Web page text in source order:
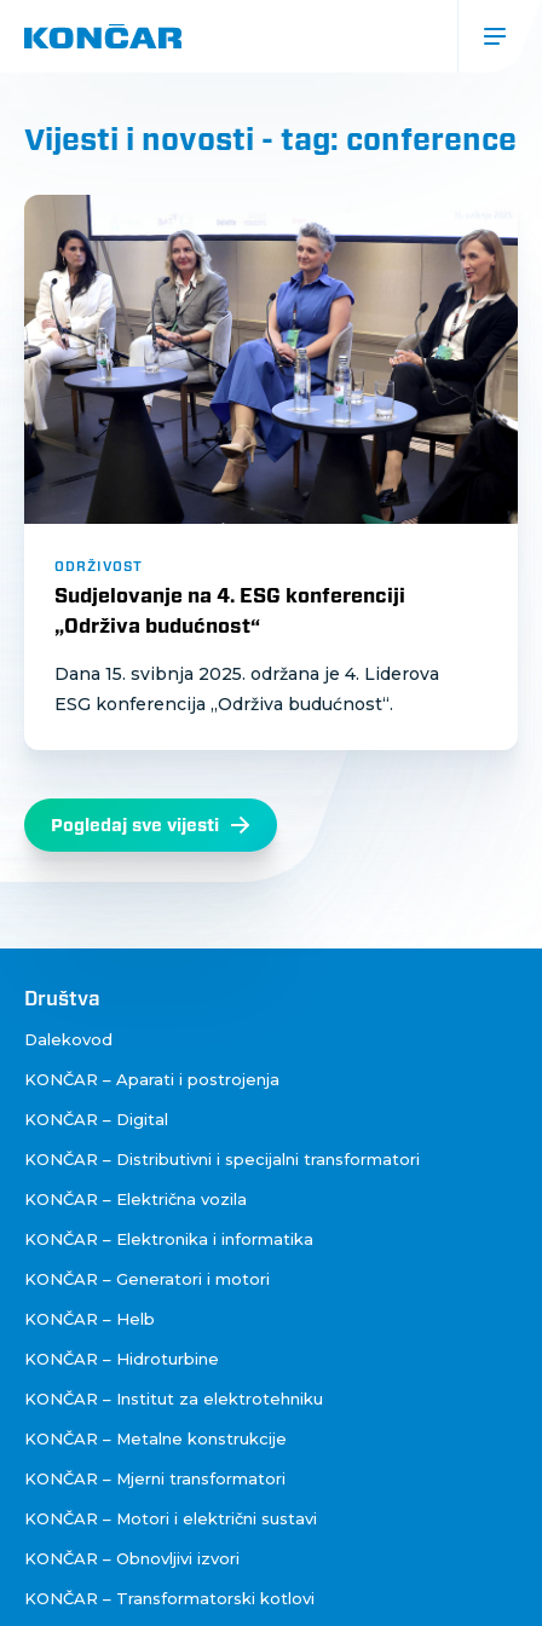
navigacija
Vijesti i novosti - tag: conference
ODRŽIVOST
Sudjelovanje na 4. ESG konferenciji
„Održiva budućnost“
Dana 15. svibnja 2025. održana je 4. Liderova
ESG konferencija „Održiva budućnost“.
Pogledaj sve vijesti
Društva
Društva
Dalekovod
KONČAR – Aparati i postrojenja
KONČAR – Digital
KONČAR – Distributivni i specijalni transformatori
KONČAR – Električna vozila
KONČAR – Elektronika i informatika
KONČAR – Generatori i motori
KONČAR – Helb
KONČAR – Hidroturbine
KONČAR – Institut za elektrotehniku
KONČAR – Metalne konstrukcije
KONČAR – Mjerni transformatori
KONČAR – Motori i električni sustavi
KONČAR – Obnovljivi izvori
KONČAR – Transformatorski kotlovi